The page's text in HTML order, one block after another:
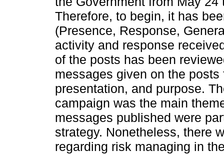
Therefore, to begin, it has
(Presence, Response,
activity and response
of the posts has been
messages given on the
presentation, and purpose.
campaign was the main
messages published were
strategy. Nonetheless, there
regarding risk managing in